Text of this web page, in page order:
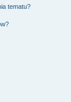
tematu?